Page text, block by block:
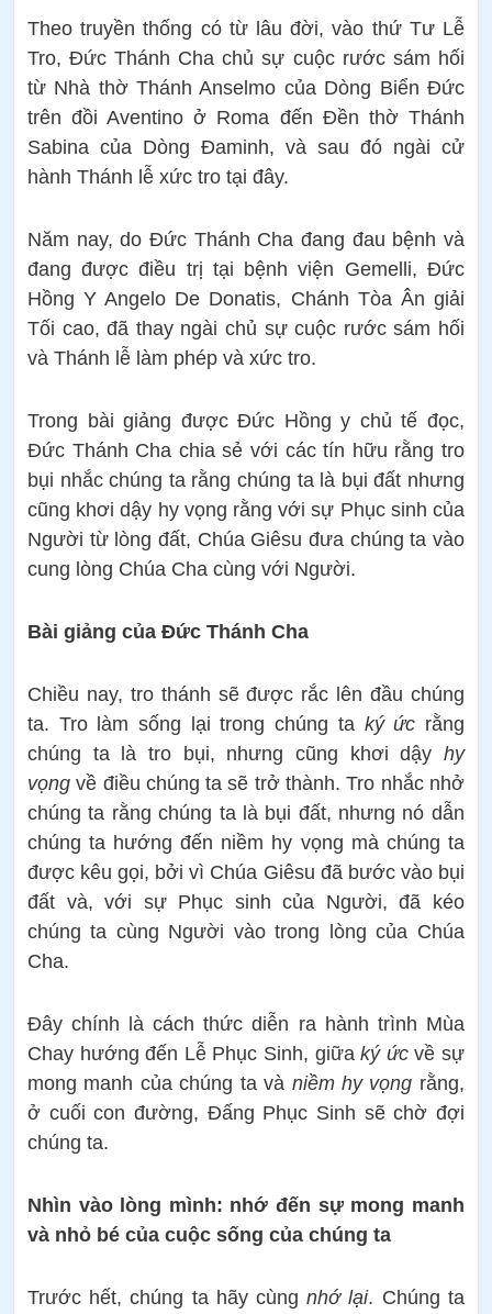
Theo truyền thống có từ lâu đời, vào thứ Tư Lễ
Tro, Đức Thánh Cha chủ sự cuộc rước sám hối
từ Nhà thờ Thánh Anselmo của Dòng Biển Đức
trên đồi Aventino ở Roma đến Đền thờ Thánh
Sabina của Dòng Đaminh, và sau đó ngài cử
hành Thánh lễ xức tro tại đây.
Năm nay, do Đức Thánh Cha đang đau bệnh và
đang được điều trị tại bệnh viện Gemelli, Đức
Hồng Y Angelo De Donatis, Chánh Tòa Ân giải
Tối cao, đã thay ngài chủ sự cuộc rước sám hối
và Thánh lễ làm phép và xức tro.
Trong bài giảng được Đức Hồng y chủ tế đọc,
Đức Thánh Cha chia sẻ với các tín hữu rằng tro
bụi nhắc chúng ta rằng chúng ta là bụi đất nhưng
cũng khơi dậy hy vọng rằng với sự Phục sinh của
Người từ lòng đất, Chúa Giêsu đưa chúng ta vào
cung lòng Chúa Cha cùng với Người.
Bài giảng của Đức Thánh Cha
Chiều nay, tro thánh sẽ được rắc lên đầu chúng
ta. Tro làm sống lại trong chúng ta ký ức rằng
chúng ta là tro bụi, nhưng cũng khơi dậy hy
vọng về điều chúng ta sẽ trở thành. Tro nhắc nhở
chúng ta rằng chúng ta là bụi đất, nhưng nó dẫn
chúng ta hướng đến niềm hy vọng mà chúng ta
được kêu gọi, bởi vì Chúa Giêsu đã bước vào bụi
đất và, với sự Phục sinh của Người, đã kéo
chúng ta cùng Người vào trong lòng của Chúa
Cha.
Đây chính là cách thức diễn ra hành trình Mùa
Chay hướng đến Lễ Phục Sinh, giữa ký ức về sự
mong manh của chúng ta và niềm hy vọng rằng,
ở cuối con đường, Đấng Phục Sinh sẽ chờ đợi
chúng ta.
Nhìn vào lòng mình: nhớ đến sự mong manh
và nhỏ bé của cuộc sống của chúng ta
Trước hết, chúng ta hãy cùng nhớ lại. Chúng ta